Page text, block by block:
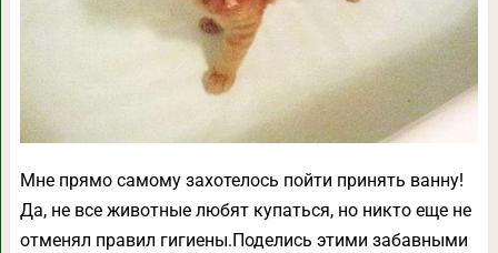
Мне прямо самому захотелось пойти принять ванну!
Да, не все животные любят купаться, но никто еще не
отменял правил гигиены.Поделись этими забавными